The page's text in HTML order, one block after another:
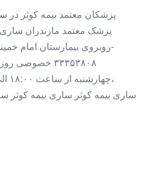
پزشکان معتمد بیمه کوثر در
پزشک معتمد مازندران ساری
-روبروی بیمارستان امام
۳۳۳۵۳۸۰۸
ساری بیمه کوثر ساری بیمه کوثر